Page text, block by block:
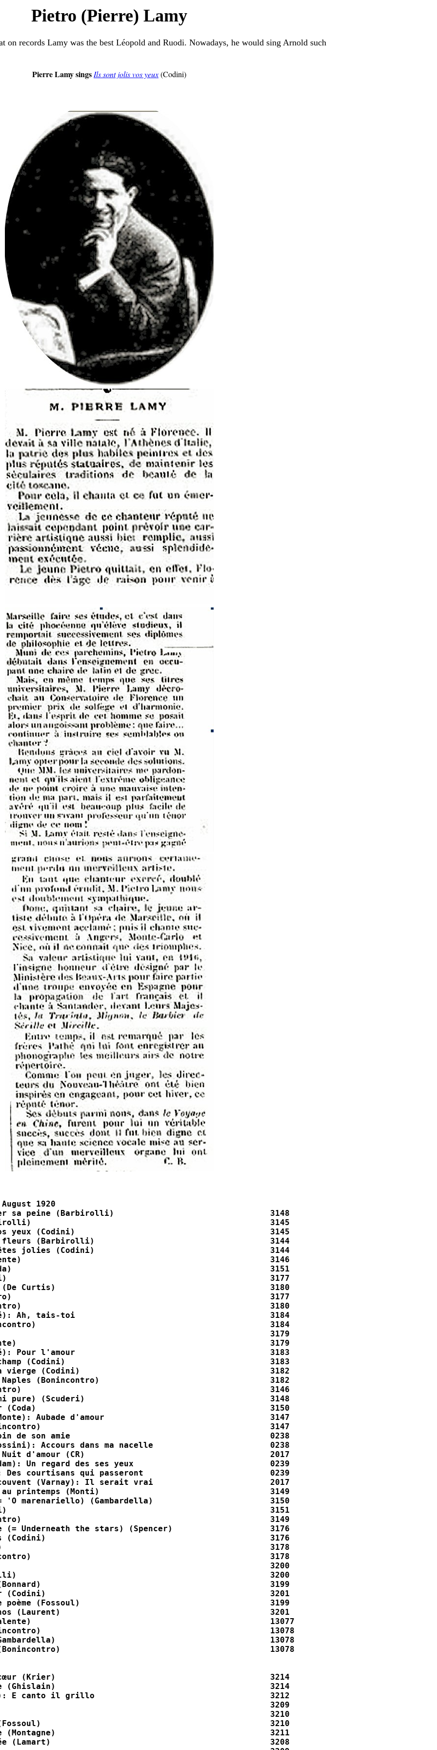
Pietro (Pierre) Lamy
on records Lamy was the best Léopold and Ruodi. Nowadays, he would sing Arnold such
Pierre Lamy sings Ils sont jolis vos yeux(Codini)